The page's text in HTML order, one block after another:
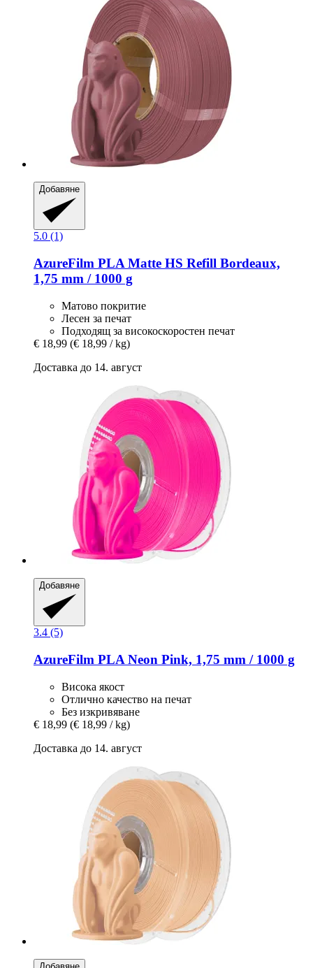
Добавяне
5.0 (1)
AzureFilm PLA Matte HS Refill Bordeaux,
1,75 mm / 1000 g
Матово покритие
Лесен за печат
Подходящ за високоскоростен печат
€ 18,99 (€ 18,99 / kg)
Доставка до 14. август
Добавяне
3.4 (5)
AzureFilm PLA Neon Pink, 1,75 mm / 1000 g
Висока якост
Отлично качество на печат
Без изкривяване
€ 18,99 (€ 18,99 / kg)
Доставка до 14. август